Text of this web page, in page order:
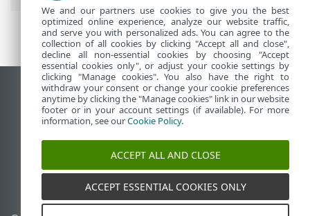
Ver sitio del escritorio
End of Life
Base de conocimiento de ESET
Foro de ESET
ESET Status Portal
Soporte regional
We and our partners use cookies to give you the best
optimized online experience, analyze our website traffic,
and serve you with personalized ads. You can agree to the
collection of all cookies by clicking "Accept all and close",
decline all non-essential cookies by choosing "Accept
essential cookies only", or adjust your cookie settings by
clicking "Manage cookies". You also have the right to
withdraw your consent or change your cookie preferences
anytime by clicking the "Manage cookies" link in our website
footer or in your account settings (if available). For more
information, see ourCookie Policy.
ACCEPT ALL AND CLOSE
ACCEPT ESSENTIAL COOKIES ONLY